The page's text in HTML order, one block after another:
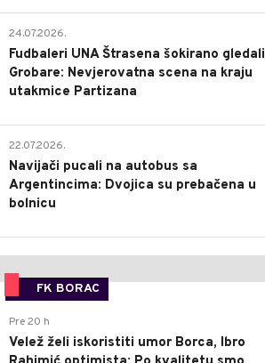
24.07.2026.
Fudbaleri UNA Štrasena šokirano gledali
Grobare: Nevjerovatna scena na kraju
utakmice Partizana
22.07.2026.
Navijači pucali na autobus sa
Argentincima: Dvojica su prebačena u
bolnicu
FK BORAC
Pre 20 h
Velež želi iskoristiti umor Borca, Ibro